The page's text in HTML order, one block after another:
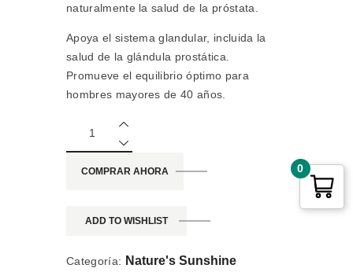
naturalmente la salud de la próstata.
Apoya el sistema glandular, incluida la
salud de la glándula prostática.
Promueve el equilibrio óptimo para
hombres mayores de 40 años.
COMPRAR AHORA
ADD TO WISHLIST
Categoría: Nature's Sunshine
0